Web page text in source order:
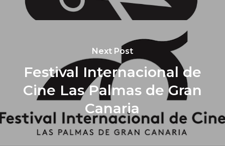
Next Post
Festival Internacional de
Cine Las Palmas de Gran
Canaria